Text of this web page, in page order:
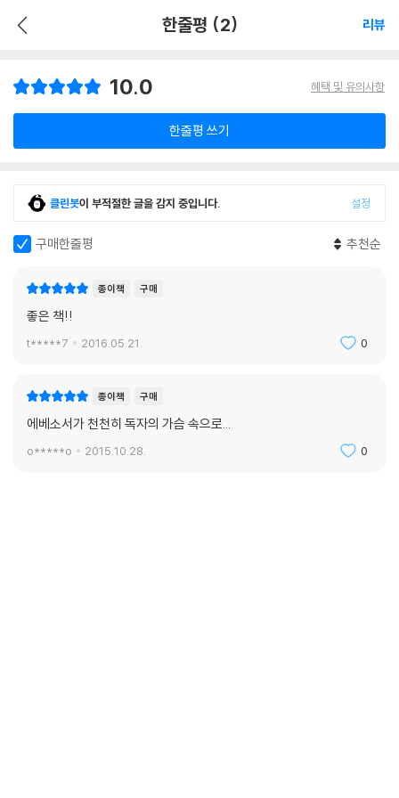
한줄평 (2) 리뷰
10.0 혜택 및 유의사항
한줄평 쓰기
클린봇이 부적절한 글을 감지 중입니다. 설정
구매한줄평 추천순
종이책 구매
좋은 책!!
t*****7 2016.05.21. 0
종이책 구매
에베소서가 천천히 독자의 가슴 속으로...
o*****o 2015.10.28. 0